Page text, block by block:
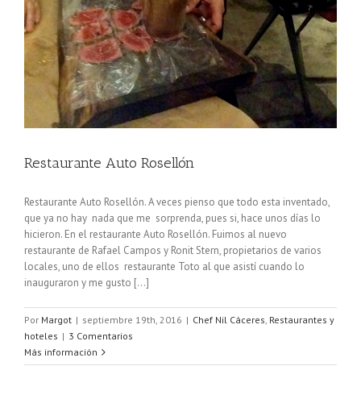
Restaurante Auto Rosellón
Restaurante Auto Rosellón. A veces pienso que todo esta inventado,
que ya no hay nada que me sorprenda, pues si, hace unos días lo
hicieron. En el restaurante Auto Rosellón. Fuimos al nuevo
restaurante de Rafael Campos y Ronit Stern, propietarios de varios
locales, uno de ellos restaurante Toto al que asistí cuando lo
inauguraron y me gusto [...]
Por Margot | septiembre 19th, 2016 | Chef Nil Cáceres Restaurantes y
hoteles | 3 Comentarios
Más información